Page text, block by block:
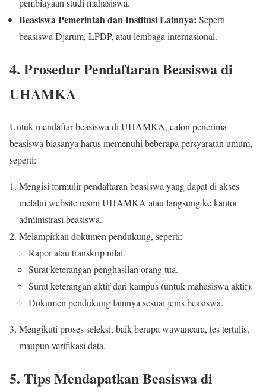
pembiayaan studi mahasiswa.
Beasiswa Pemerintah dan Institusi Lainnya: Seperti
beasiswa Djarum, LPDP, atau lembaga internasional.
4. Prosedur Pendaftaran Beasiswa di
UHAMKA
Untuk mendaftar beasiswa di UHAMKA, calon penerima
beasiswa biasanya harus memenuhi beberapa persyaratan umum,
seperti:
Mengisi formulir pendaftaran beasiswa yang dapat di akses
melalui website resmi UHAMKA atau langsung ke kantor
administrasi beasiswa.
Melampirkan dokumen pendukung, seperti:
Rapor atau transkrip nilai.
Surat keterangan penghasilan orang tua.
Surat keterangan aktif dari kampus (untuk mahasiswa aktif).
Dokumen pendukung lainnya sesuai jenis beasiswa.
Mengikuti proses seleksi, baik berupa wawancara, tes tertulis,
maupun verifikasi data.
5. Tips Mendapatkan Beasiswa di